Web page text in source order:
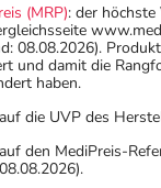
(MRP): der höchste
08.08.2026).
und damit die
haben.
die UVP des
den MediPreis-